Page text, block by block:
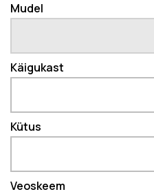
Mudel
Käigukast
Kütus
Veoskeem